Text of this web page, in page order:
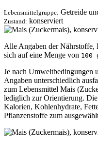
Lebensmittelgruppe: Getreide
Zustand: konserviert
Alle Angaben der Nährstoffe,
sich auf eine Menge von 100
Je nach Umweltbedingungen
Angaben unterschiedlich
zum Lebensmittel Mais
lediglich zur Orientierung.
Kalorien, Kohlenhydrate,
Pflanzenstoffe zum